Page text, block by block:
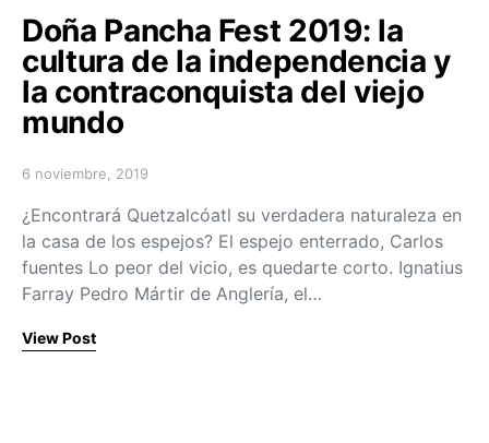
Doña Pancha Fest 2019: la
cultura de la independencia y
la contraconquista del viejo
mundo
Posted on
6 noviembre, 2019
¿Encontrará Quetzalcóatl su verdadera naturaleza en
la casa de los espejos? El espejo enterrado, Carlos
fuentes Lo peor del vicio, es quedarte corto. Ignatius
Farray Pedro Mártir de Anglería, el…
View Post